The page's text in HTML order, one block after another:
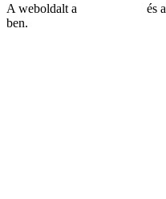
A weboldalt a
és a
ben.